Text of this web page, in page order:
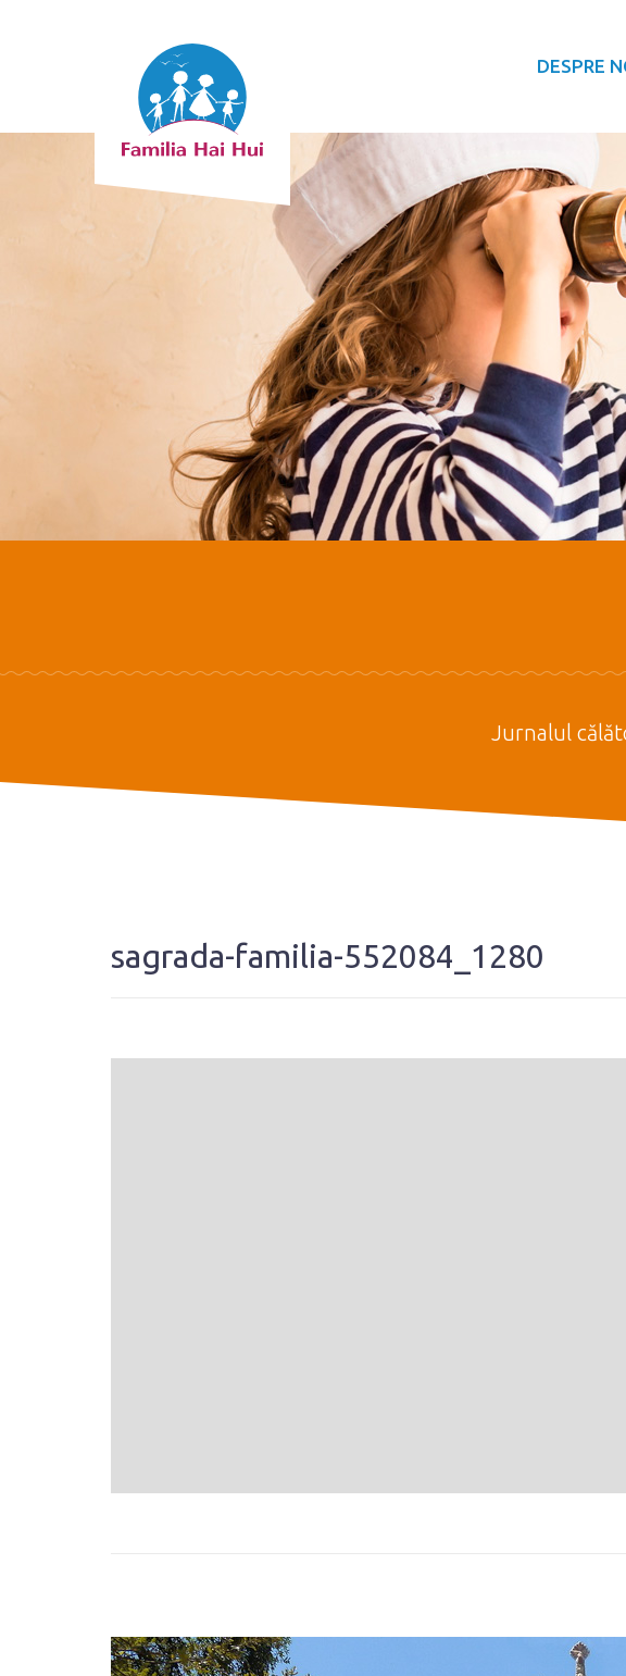
DESPRE
Jurnalul
sagrada-familia-552084_1280